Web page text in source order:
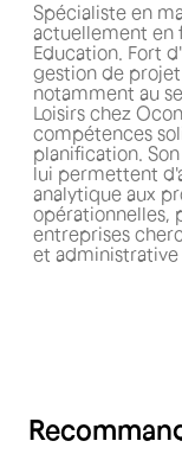
Spécialiste en
actuellement en
Education. Fort
gestion de
notamment au
Loisirs chez
compétences
planification.
lui permettent
analytique aux
opérationnelles,
entreprises
et administrative